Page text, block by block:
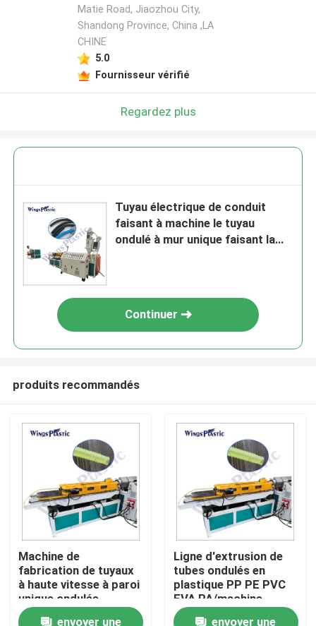
Maison
Produits
Au sujet de nous
Matie Road, Jiaozhou City,
Shandong Province, China ,LA
CHINE
5.0
Fournisseur vérifié
Regardez plus
Tuyau électrique de conduit
faisant à machine le tuyau
ondulé à mur unique faisant la
Continuer
produits recommandés
Machine de
fabrication de tuyaux
à haute vitesse à paroi
unique ondulée
envoyer une
Ligne d'extrusion de
tubes ondulés en
plastique PP PE PVC
EVA PA/machine
d'extrusion de tubes
envoyer une